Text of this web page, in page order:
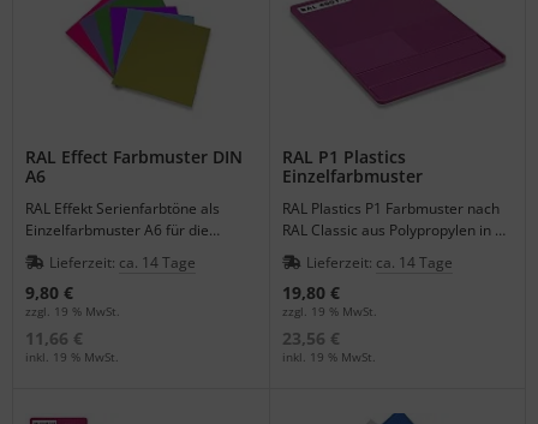
RAL Effect Farbmuster DIN
A6
RAL Effekt Serienfarbtöne als
Einzelfarbmuster A6 für die
großflächige Visualisierung der
Effektlackierung.
Lieferzeit: ca. 14 Tage
9,80 €
zzgl. 19 % MwSt.
11,66 €
inkl. 19 % MwSt.
RAL P1 Plastics
Einzelfarbmuster
RAL Plastics P1 Farbmuster nach
RAL Classic aus Polypropylen in 3
Materialstärken.
Lieferzeit: ca. 14 Tage
19,80 €
zzgl. 19 % MwSt.
23,56 €
inkl. 19 % MwSt.